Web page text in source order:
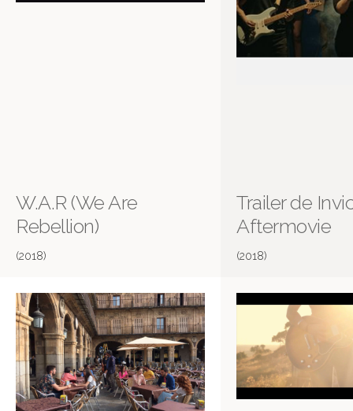
W.A.R (We Are
Rebellion)
(2018)
Trailer de
Aftermovie
(2018)